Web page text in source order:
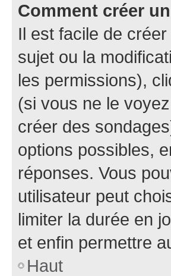
Comment créer
Il est facile de
sujet ou la
les permissions),
(si vous ne le
créer des
options possibles,
réponses. Vous
utilisateur peut
limiter la durée en
et enfin permettre
Haut